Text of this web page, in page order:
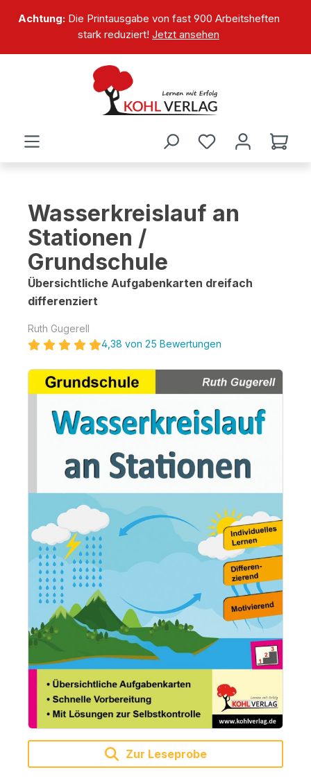
springen
Achtung:Die Printausgabe von fast 900 Arbeitsheften
stark reduziert! Jetzt ansehen
Wasserkreislauf an
Stationen /
Grundschule
Übersichtliche Aufgabenkarten dreifach
differenziert
Ruth Gugerell
4,38 von 25 Bewertungen
Bildergalerie überspringen
Zur Leseprobe